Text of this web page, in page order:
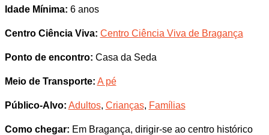
Idade Mínima: 6 anos
Centro Ciência Viva: Centro Ciência Viva de Bragança
Ponto de encontro: Casa da Seda
Meio de Transporte: A pé
Público-Alvo: Adultos, Crianças, Famílias
Como chegar: Em Bragança, dirigir-se ao centro histórico